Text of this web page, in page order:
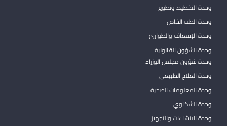
وحدة التخطيط وتطوير
وحدة الطب الخاص
وحدة الإسعاف والطوارئ
وحدة الشؤون القانونية
وحدة شؤون مجلس الوزراء
وحدة العلاج الطبيعي
وحدة المعلومات الصحية
وحدة الشكاوي
وحدة الانشاءات والتجهيز